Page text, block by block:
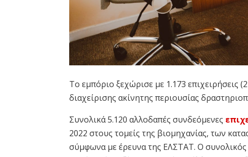
Το εμπόριο ξεχώρισε με 1.173 επιχειρήσεις
διαχείρισης ακίνητης περιουσίας
Συνολικά 5.120 αλλοδαπές συνδεόμενες
2022 στους τομείς της βιομηχανίας, των
σύμφωνα με έρευνα της ΕΛΣΤΑΤ. Ο συνολικός